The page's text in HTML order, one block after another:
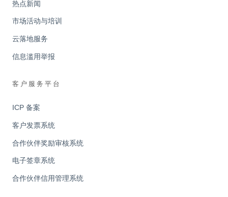
热点新闻
市场活动与培训
云落地服务
信息滥用举报
客户服务平台
ICP 备案
客户发票系统
合作伙伴奖励审核系统
电子签章系统
合作伙伴信用管理系统